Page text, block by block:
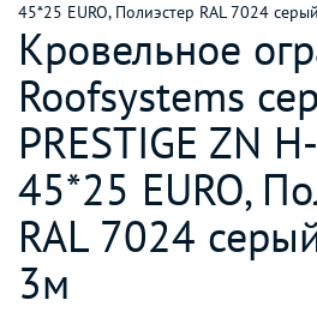
45*25 EURO, Полиэстер RAL 7024
Кровельное
Roofsystems
PRESTIGE ZN
45*25 EURO,
RAL 7024
3м